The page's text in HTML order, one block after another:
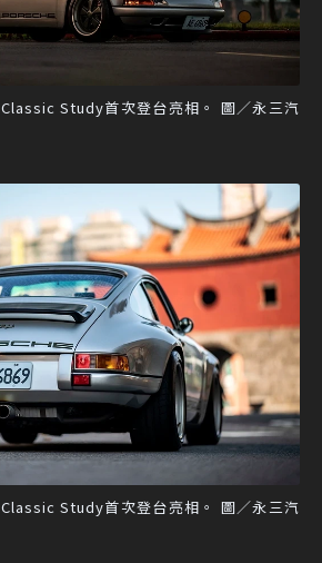
Study首次登台亮相。 圖／永三汽
Study首次登台亮相。 圖／永三汽